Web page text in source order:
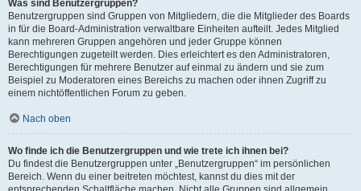
Was sind Benutzergruppen?
Benutzergruppen sind Gruppen von Mitgliedern, die die Mitglieder des Boards
in für die Board-Administration verwaltbare Einheiten aufteilt. Jedes Mitglied
kann mehreren Gruppen angehören und jeder Gruppe können
Berechtigungen zugeteilt werden. Dies erleichtert es den Administratoren,
Berechtigungen für mehrere Benutzer auf einmal zu ändern und sie zum
Beispiel zu Moderatoren eines Bereichs zu machen oder ihnen Zugriff zu
einem nichtöffentlichen Forum zu geben.
Nach oben
Wo finde ich die Benutzergruppen und wie trete ich ihnen bei?
Du findest die Benutzergruppen unter „Benutzergruppen“ im persönlichen
Bereich. Wenn du einer beitreten möchtest, kannst du dies mit der